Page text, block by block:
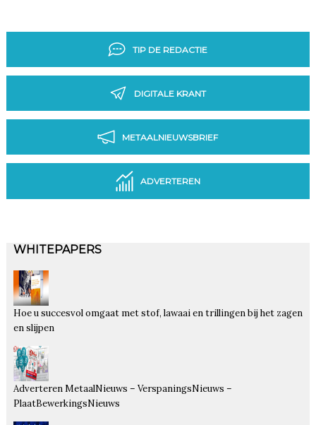
TIP DE REDACTIE
DIGITALE KRANT
METAALNIEUWSBRIEF
ADVERTEREN
WHITEPAPERS
Hoe u succesvol omgaat met stof, lawaai en trillingen bij het zagen
en slijpen
Adverteren MetaalNieuws – VerspaningsNieuws –
PlaatBewerkingsNieuws